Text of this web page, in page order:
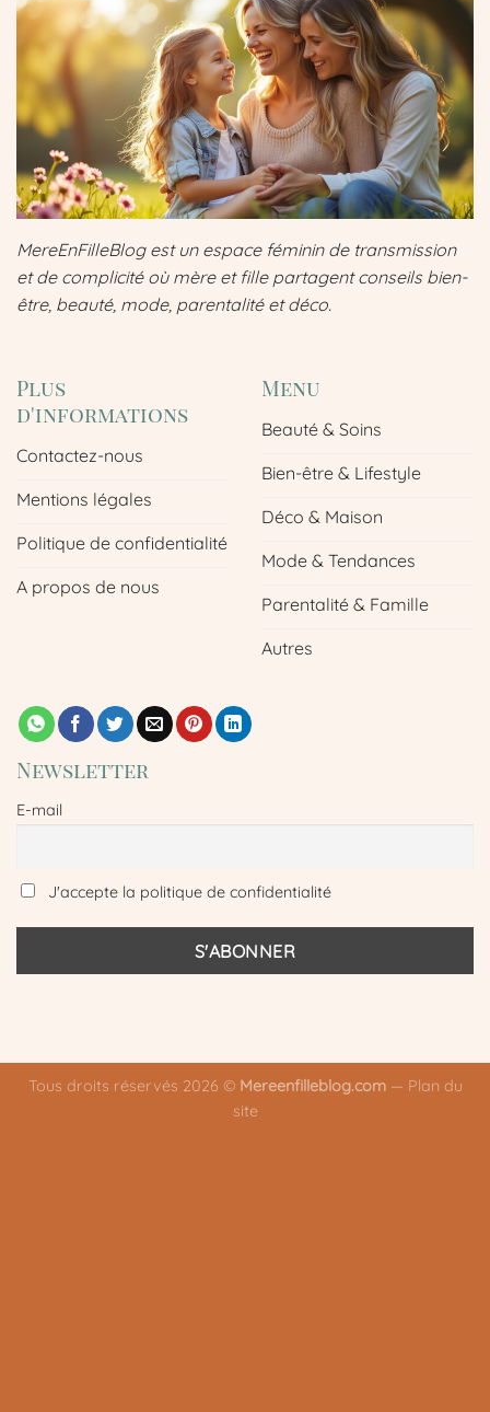
MereEnFilleBlog est un espace féminin de transmission
et de complicité où mère et fille partagent conseils bien-
être, beauté, mode, parentalité et déco.
Plus
d'informations
Contactez-nous
Mentions légales
Politique de confidentialité
A propos de nous
Menu
Beauté & Soins
Bien-être & Lifestyle
Déco & Maison
Mode & Tendances
Parentalité & Famille
Autres
Newsletter
E-mail
J'accepte la politique de confidentialité
Tous droits réservés 2026 © Mereenfilleblog.com— Plan du
site